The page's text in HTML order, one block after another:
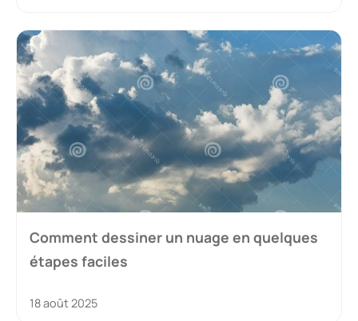
Comment dessiner un nuage en quelques
étapes faciles
18 août 2025